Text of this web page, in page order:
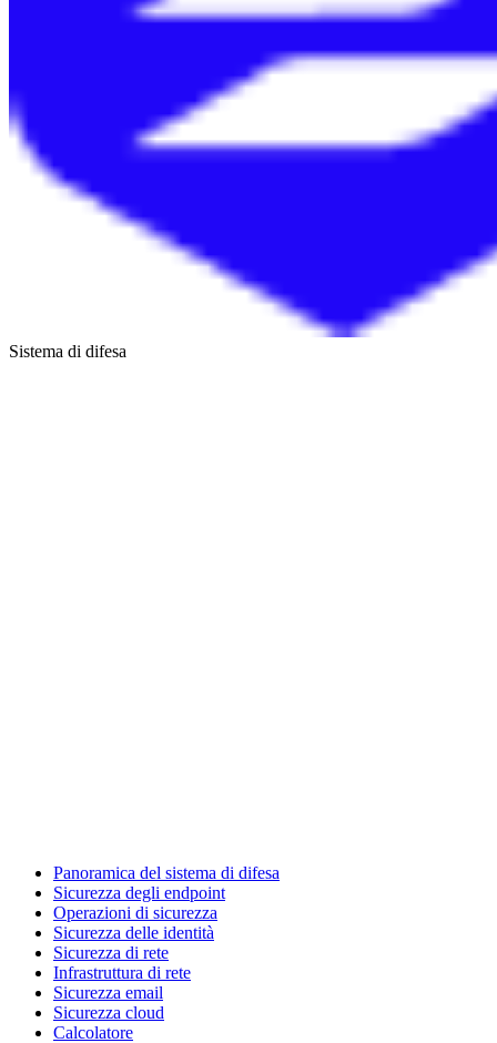
Sistema di difesa
Panoramica del sistema di difesa
Sicurezza degli endpoint
Operazioni di sicurezza
Sicurezza delle identità
Sicurezza di rete
Infrastruttura di rete
Sicurezza email
Sicurezza cloud
Calcolatore